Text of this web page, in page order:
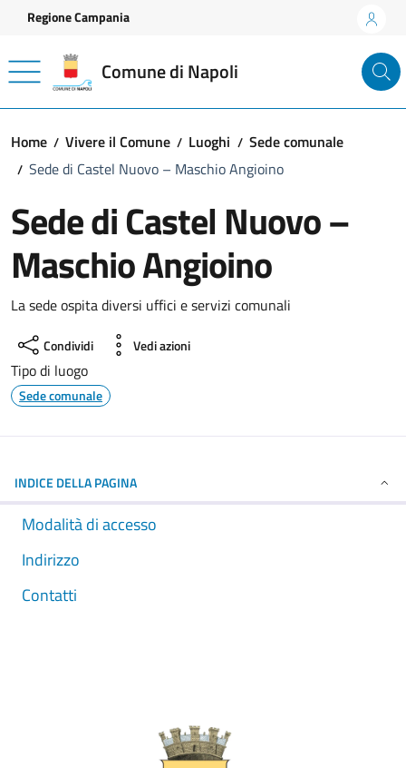
Vai ai contenuti
Vai al footer
Regione Campania
Comune di Napoli
Home Vivere il Comune Luoghi
Sede comunale
Sede di Castel Nuovo – Maschio Angioino
Sede di Castel Nuovo –
Maschio Angioino
La sede ospita diversi uffici e servizi comunali
Condividi Vedi azioni
Tipo di luogo
Sede comunale
INDICE DELLA PAGINA
Modalità di accesso
Indirizzo
Contatti